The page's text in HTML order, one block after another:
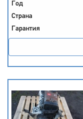
Год
Страна
Гарантия